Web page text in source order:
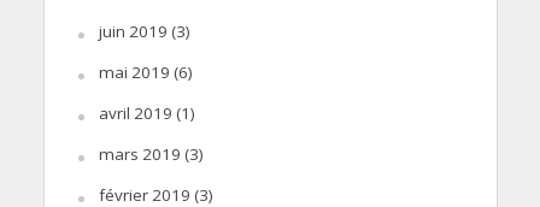
juin 2019 (3)
mai 2019 (6)
avril 2019 (1)
mars 2019 (3)
février 2019 (3)